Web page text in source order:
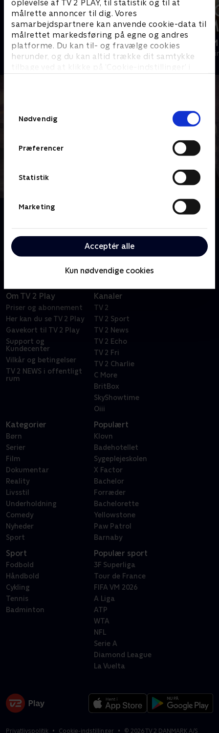
oplevelse af TV 2 PLAY, til statistik og til at
målrette annoncer til dig. Vores
samarbejdspartnere kan anvende cookie-data til
målrettet markedsføring på egne og andres
platforme. Du kan til- og fravælge cookies
herunder, og du kan altid trække dit samtykke
tilbage ved at klikke på ’Cookie-indstillinger’ i
Nødvendig
Præferencer
Statistik
Marketing
Acceptér alle
Kun nødvendige cookies
Mord på Mallorca
Krimi & Spænding • 2 sæsoner
Mordene i
Krimi &
Om Shetland
Jimmy Perez og hans team, mens de efterforsker
forbrydelser i et sammentømret øsamfund.
Om TV 2 Play
Priser og abonnement
Her kan du se TV 2 Play
Gavekort til TV 2 Play
Support og
Kundecenter
Vilkår og betingelser
TV 2 NEWS i offentligt
rum
Kanaler
TV 2
TV 2 Sport
TV 2 News
TV 2 Echo
TV 2 Fri
TV 2 Charlie
C More
BritBox
SkyShowtime
Oiii
Kategorier
Børn
Serier
Film
Dokumentar
Reality
Livsstil
Underholdning
Comedy
Nyheder
Sport
Populært
Klovn
Badehotellet
Sygeplejeskolen
X Factor
Bachelor
Forræder
Bachelorette
Yellowstone
Paw Patrol
Barnaby
Sport
Fodbold
Håndbold
Cykling
Tennis
Badminton
Populær sport
3F Superliga
Tour de France
FIFA VM 2026
A Liga
ATP
WTA
NFL
Serie A
Diamond League
La Vuelta
Privatlivspolitik Cookie-indstillinger © 2026TV 2 DANMARK A/S